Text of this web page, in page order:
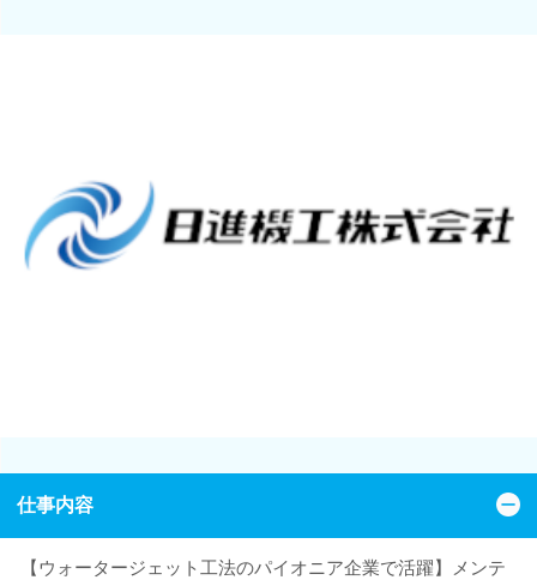
仕事内容
【ウォータージェット工法のパイオニア企業で活躍】メンテ